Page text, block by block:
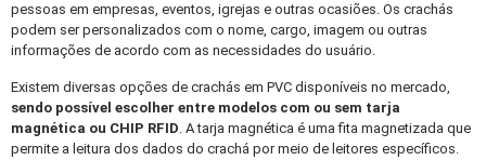
pessoas em empresas, eventos, igrejas e outras ocasiões. Os crachás
podem ser personalizados com o nome, cargo, imagem ou outras
informações de acordo com as necessidades do usuário.
Existem diversas opções de crachás em PVC disponíveis no mercado,
sendo possível escolher entre modelos com ou sem tarja
magnética ou CHIP RFID. A tarja magnética é uma fita magnetizada que
permite a leitura dos dados do crachá por meio de leitores específicos.